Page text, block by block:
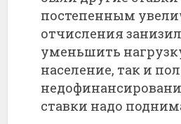
постепенным
отчисления
уменьшить
население, так и
ставки надо